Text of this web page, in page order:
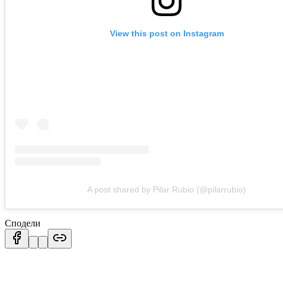
View this post on Instagram
A post shared by Pilar Rubio (@pilarrubio)
Сподели